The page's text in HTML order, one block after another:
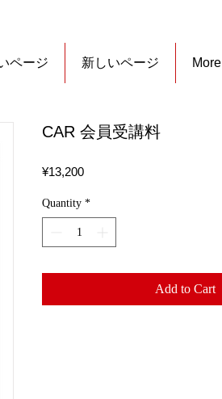
ページ 新しいページ More
CAR 会員受講料
¥13,200Price
Quantity *
Add to Cart